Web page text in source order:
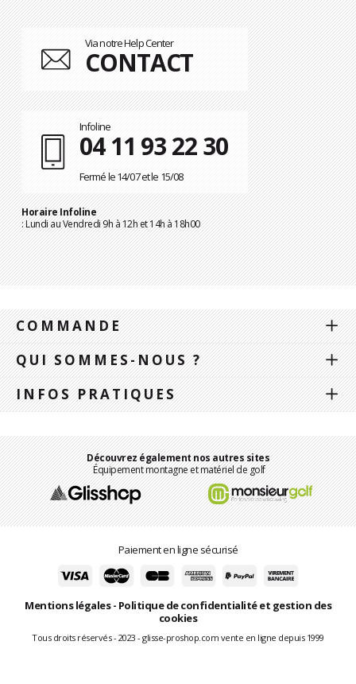
Via notre Help Center
CONTACT
Infoline
04 11 93 22 30
Fermé le 14/07 et le 15/08
Horaire Infoline
: Lundi au Vendredi 9h à 12h et 14h à 18h00
COMMANDE
QUI SOMMES-NOUS ?
INFOS PRATIQUES
Découvrez également nos autres sites
Équipement montagne et matériel de golf
Paiement en ligne sécurisé
Mentions légales- Politique de confidentialité et gestion des
cookies
Tous droits réservés - 2023 - glisse-proshop.com vente en ligne depuis 1999